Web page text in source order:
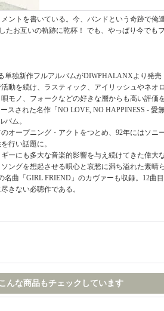
メントを書いている。今、バンドという奇跡で俺
たお互いの軌跡に乾杯！ でも、やっぱり今でもフ
単独新作フルアルバムがDIWPHALANXより発売
動を続け、ラスティック、アイリッシュやネオ
モノ、フォークなどの好きな層からも高い評価
スされた名作「NO LOVE, NO HAPPINESS - 愛
バム。
オープニング・アクトをつとめ、92年にはソニ
行い話題に。
ーにも多大な音楽的影響を与え続けてきた偉大
ングを想起させる唄心と哀愁に満ち溢れた素晴
名曲「GIRL FRIEND」のカヴァーも収録。12曲
きない必聴作である。
んな商品もチェックしています